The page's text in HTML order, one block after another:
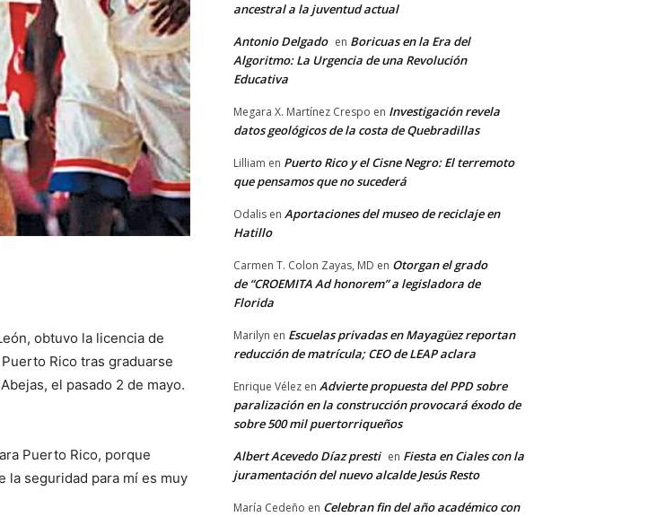
obtuvo la licencia de
Rico tras graduarse
el pasado 2 de mayo.
Puerto Rico, porque
la seguridad para mí es muy
ancestral a la juventud actual
Antonio Delgado en Boricuas en la Era del
Algoritmo: La Urgencia de una Revolución
Educativa
Megara X. Martínez Crespo en Investigación revela
datos geológicos de la costa de Quebradillas
Lilliam en Puerto Rico y el Cisne Negro: El terremoto
que pensamos que no sucederá
Odalis en Aportaciones del museo de reciclaje en
Hatillo
Carmen T. Colon Zayas, MD en Otorgan el grado
de “CROEMITA Ad honorem” a legisladora de
Florida
Marilyn en Escuelas privadas en Mayagüez reportan
reducción de matrícula; CEO de LEAP aclara
Enrique Vélez en Advierte propuesta del PPD sobre
paralización en la construcción provocará éxodo de
sobre 500 mil puertorriqueños
Albert Acevedo Díaz presti en Fiesta en Ciales con la
juramentación del nuevo alcalde Jesús Resto
María Cedeño en Celebran fin del año académico con